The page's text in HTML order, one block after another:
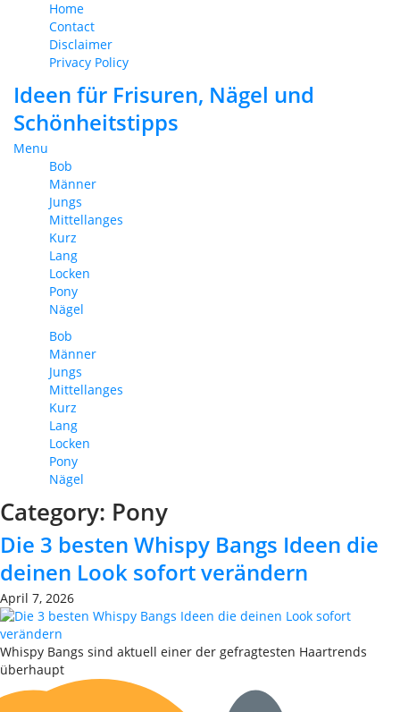
Home
Contact
Disclaimer
Privacy Policy
Ideen für Frisuren, Nägel und
Schönheitstipps
Menu
Bob
Männer
Jungs
Mittellanges
Kurz
Lang
Locken
Pony
Nägel
Bob
Männer
Jungs
Mittellanges
Kurz
Lang
Locken
Pony
Nägel
Category: Pony
Die 3 besten Whispy Bangs Ideen die
deinen Look sofort verändern
April 7, 2026
Whispy Bangs sind aktuell einer der gefragtesten Haartrends
überhaupt